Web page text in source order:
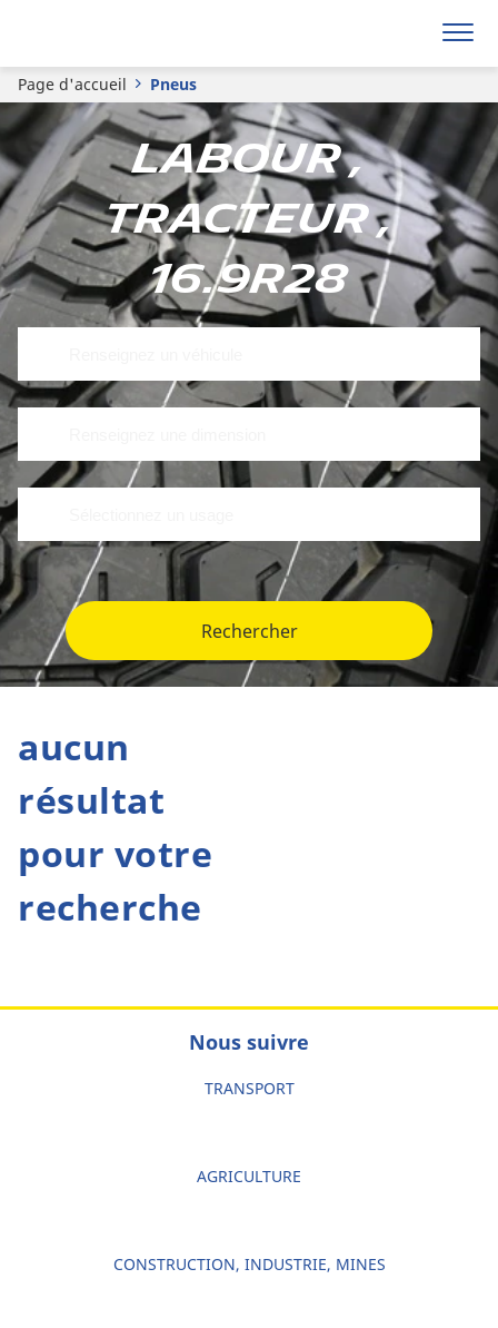
Page d'accueil Pneus
Labour ,
Tracteur ,
16.9R28
Rechercher
aucun
résultat
pour votre
recherche
Nous suivre
TRANSPORT
AGRICULTURE
CONSTRUCTION, INDUSTRIE, MINES